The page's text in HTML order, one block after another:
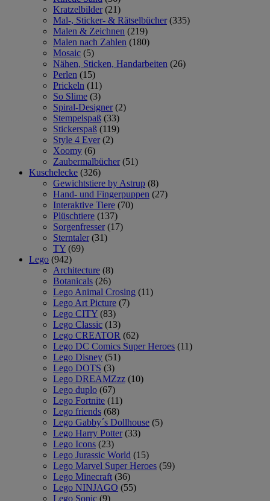
Kratzelbilder (21)
Mal-, Sticker- & Rätselbücher (335)
Malen & Zeichnen (219)
Malen nach Zahlen (180)
Mosaic (5)
Nähen, Sticken, Handarbeiten (26)
Perlen (15)
Prickeln (11)
So Slime (3)
Spiral-Designer (2)
Stempelspaß (33)
Stickerspaß (119)
Style 4 Ever (2)
Xoomy (6)
Zaubermalbücher (51)
Kuschelecke (326)
Gewichtstiere by Astrup (8)
Hand- und Fingerpuppen (27)
Interaktive Tiere (70)
Plüschtiere (137)
Sorgenfresser (17)
Sterntaler (31)
TY (69)
Lego (942)
Architecture (8)
Botanicals (26)
Lego Animal Crosing (11)
Lego Art Picture (7)
Lego CITY (83)
Lego Classic (13)
Lego CREATOR (62)
Lego DC Comics Super Heroes (11)
Lego Disney (51)
Lego DOTS (3)
Lego DREAMZzz (10)
Lego duplo (67)
Lego Fortnite (11)
Lego friends (68)
Lego Gabby´s Dollhouse (5)
Lego Harry Potter (33)
Lego Icons (23)
Lego Jurassic World (15)
Lego Marvel Super Heroes (59)
Lego Minecraft (36)
Lego NINJAGO (55)
Lego Sonic (9)